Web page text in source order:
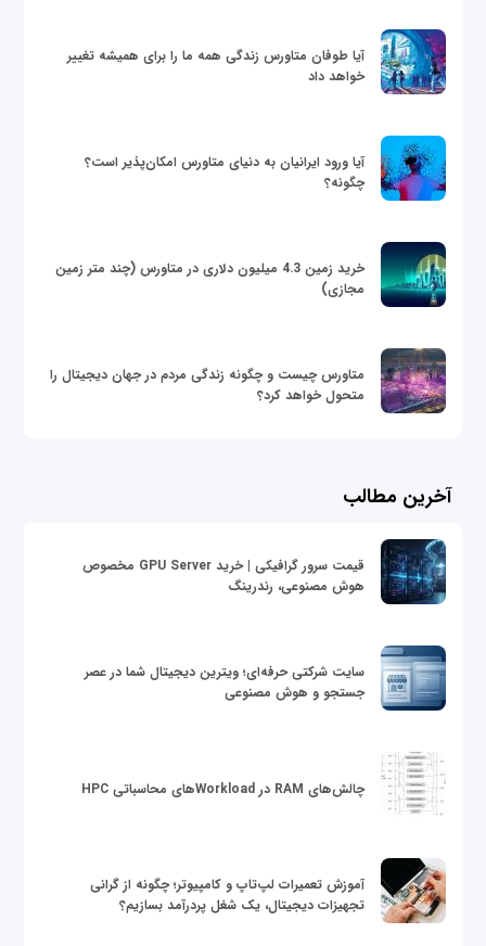
آیا طوفان متاورس زندگی همه ما را برای همیشه تغییر
خواهد داد
آیا ورود ایرانیان به دنیای متاورس امکان‌پذیر است؟
چگونه؟
خرید زمین 4.3 میلیون دلاری در متاورس (چند متر زمین
مجازی)
متاورس چیست و چگونه زندگی مردم در جهان دیجیتال را
متحول خواهد کرد؟
آخرین مطالب
قیمت سرور گرافیکی | خرید GPU Server مخصوص
هوش مصنوعی، رندرینگ
سایت شرکتی حرفه‌ای؛ ویترین دیجیتال شما در عصر
جستجو و هوش مصنوعی
چالش‌های RAM در Workloadهای محاسباتی HPC
آموزش تعمیرات لپ‌تاپ و کامپیوتر؛ چگونه از گرانی
تجهیزات دیجیتال، یک شغل پردرآمد بسازیم؟